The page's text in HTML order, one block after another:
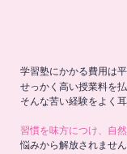
学習塾にかかる費用は
せっかく高い授業料を
そんな苦い経験をよく耳
習慣を味方につけ、自
悩みから解放されません